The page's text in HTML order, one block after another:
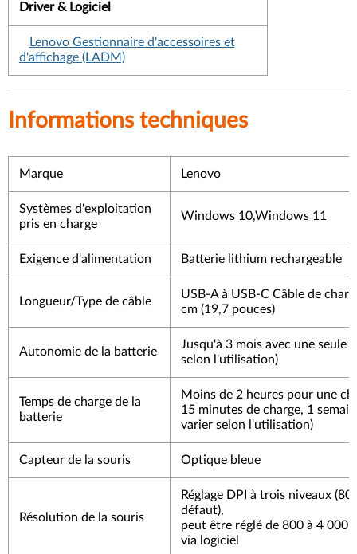
Driver & Logiciel
Lenovo Gestionnaire d'accessoires et
d'affichage (LADM)
Informations techniques
Marque Lenovo
Systèmes d'exploitation
pris en charge
Windows 10,Windows 11
Exigence d'alimentation Batterie lithium rechargeable
Longueur/Type de câble
USB-A à USB-C Câble de
cm (19,7 pouces)
Autonomie de la batterie
Jusqu'à 3 mois avec une seule
selon l'utilisation)
Temps de charge de la
batterie
Moins de 2 heures pour une
15 minutes de charge, 1
varier selon l'utilisation)
Capteur de la souris Optique bleue
Résolution de la souris
Réglage DPI à trois niveaux
défaut),
peut être réglé de 800 à 4 000
via logiciel